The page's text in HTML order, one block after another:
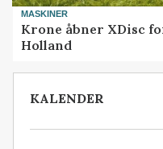
MASKINER
Krone åbner XDisc
Holland
KALENDER